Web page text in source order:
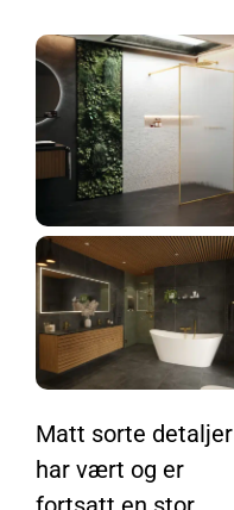
Matt sorte detaljer
har vært og er